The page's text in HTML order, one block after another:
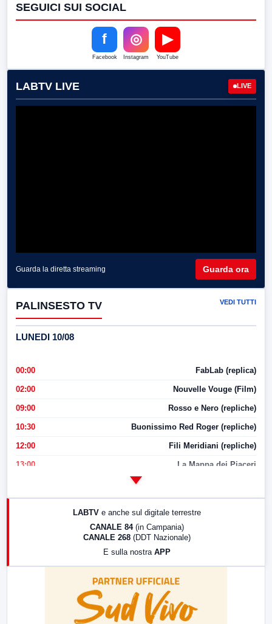
SEGUICI SUI SOCIAL
f
Facebook
◎
Instagram
▶
YouTube
LABTV LIVE LIVE
Guarda la diretta streaming Guarda ora
PALINSESTO TV VEDI TUTTI
LUNEDI 10/08
00:00 FabLab (replica)
02:00 Nouvelle Vouge (Film)
09:00 Rosso e Nero (repliche)
10:30 Buonissimo Red Roger (repliche)
12:00 Fili Meridiani (repliche)
13:00 La Mappa dei Piaceri
LABTV e anche sul digitale terrestre
CANALE 84 (in Campania)
CANALE 268 (DDT Nazionale)
E sulla nostra APP